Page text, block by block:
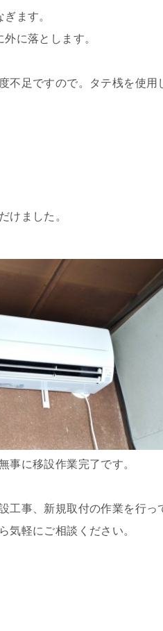
ます。
に落とします。
不足ですので。
タテ桟を使用
けました。
事に移設作業完了です。
工事、新規取付の作業を行っ
気軽にご相談ください。